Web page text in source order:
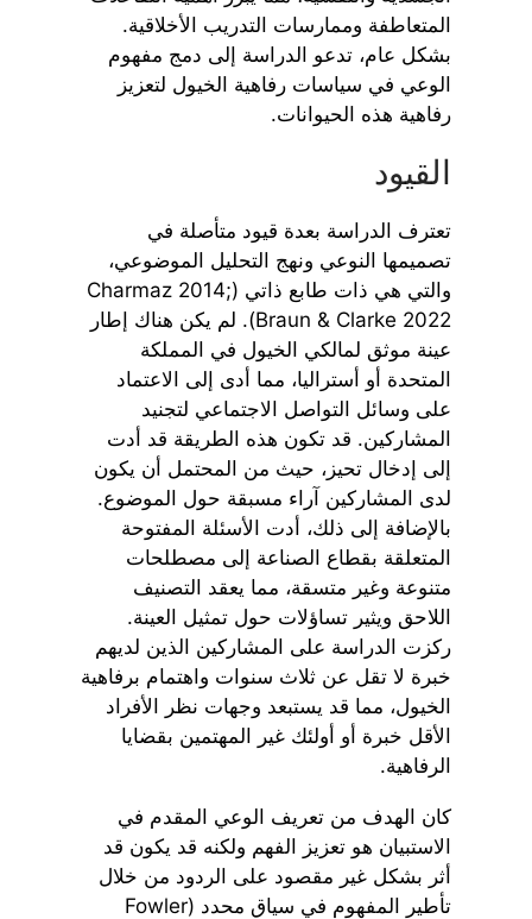
المتعاطفة وممارسات التدريب الأخلاقية.
بشكل عام، تدعو الدراسة إلى دمج مفهوم
الوعي في سياسات رفاهية الخيول لتعزيز
رفاهية هذه الحيوانات.
القيود
تعترف الدراسة بعدة قيود متأصلة في
تصميمها النوعي ونهج التحليل الموضوعي،
والتي هي ذات طابع ذاتي (Charmaz 2014;
Braun & Clarke 2022). لم يكن هناك إطار
عينة موثق لمالكي الخيول في المملكة
المتحدة أو أستراليا، مما أدى إلى الاعتماد
على وسائل التواصل الاجتماعي لتجنيد
المشاركين. قد تكون هذه الطريقة قد أدت
إلى إدخال تحيز، حيث من المحتمل أن يكون
لدى المشاركين آراء مسبقة حول الموضوع.
بالإضافة إلى ذلك، أدت الأسئلة المفتوحة
المتعلقة بقطاع الصناعة إلى مصطلحات
متنوعة وغير متسقة، مما يعقد التصنيف
اللاحق ويثير تساؤلات حول تمثيل العينة.
ركزت الدراسة على المشاركين الذين لديهم
خبرة لا تقل عن ثلاث سنوات واهتمام برفاهية
الخيول، مما قد يستبعد وجهات نظر الأفراد
الأقل خبرة أو أولئك غير المهتمين بقضايا
الرفاهية.
كان الهدف من تعريف الوعي المقدم في
الاستبيان هو تعزيز الفهم ولكنه قد يكون قد
أثر بشكل غير مقصود على الردود من خلال
تأطير المفهوم في سياق محدد (Fowler